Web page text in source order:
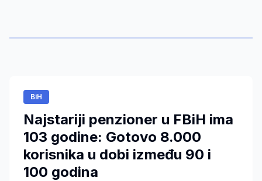
BiH
Najstariji penzioner u FBiH ima
103 godine: Gotovo 8.000
korisnika u dobi između 90 i
100 godina